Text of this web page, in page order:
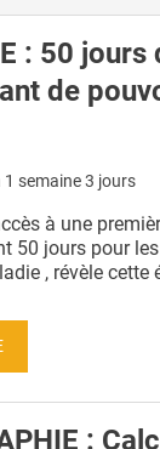
: 50
de
1 semaine 3 jours
à une
50 jours pour
, révèle cette
: